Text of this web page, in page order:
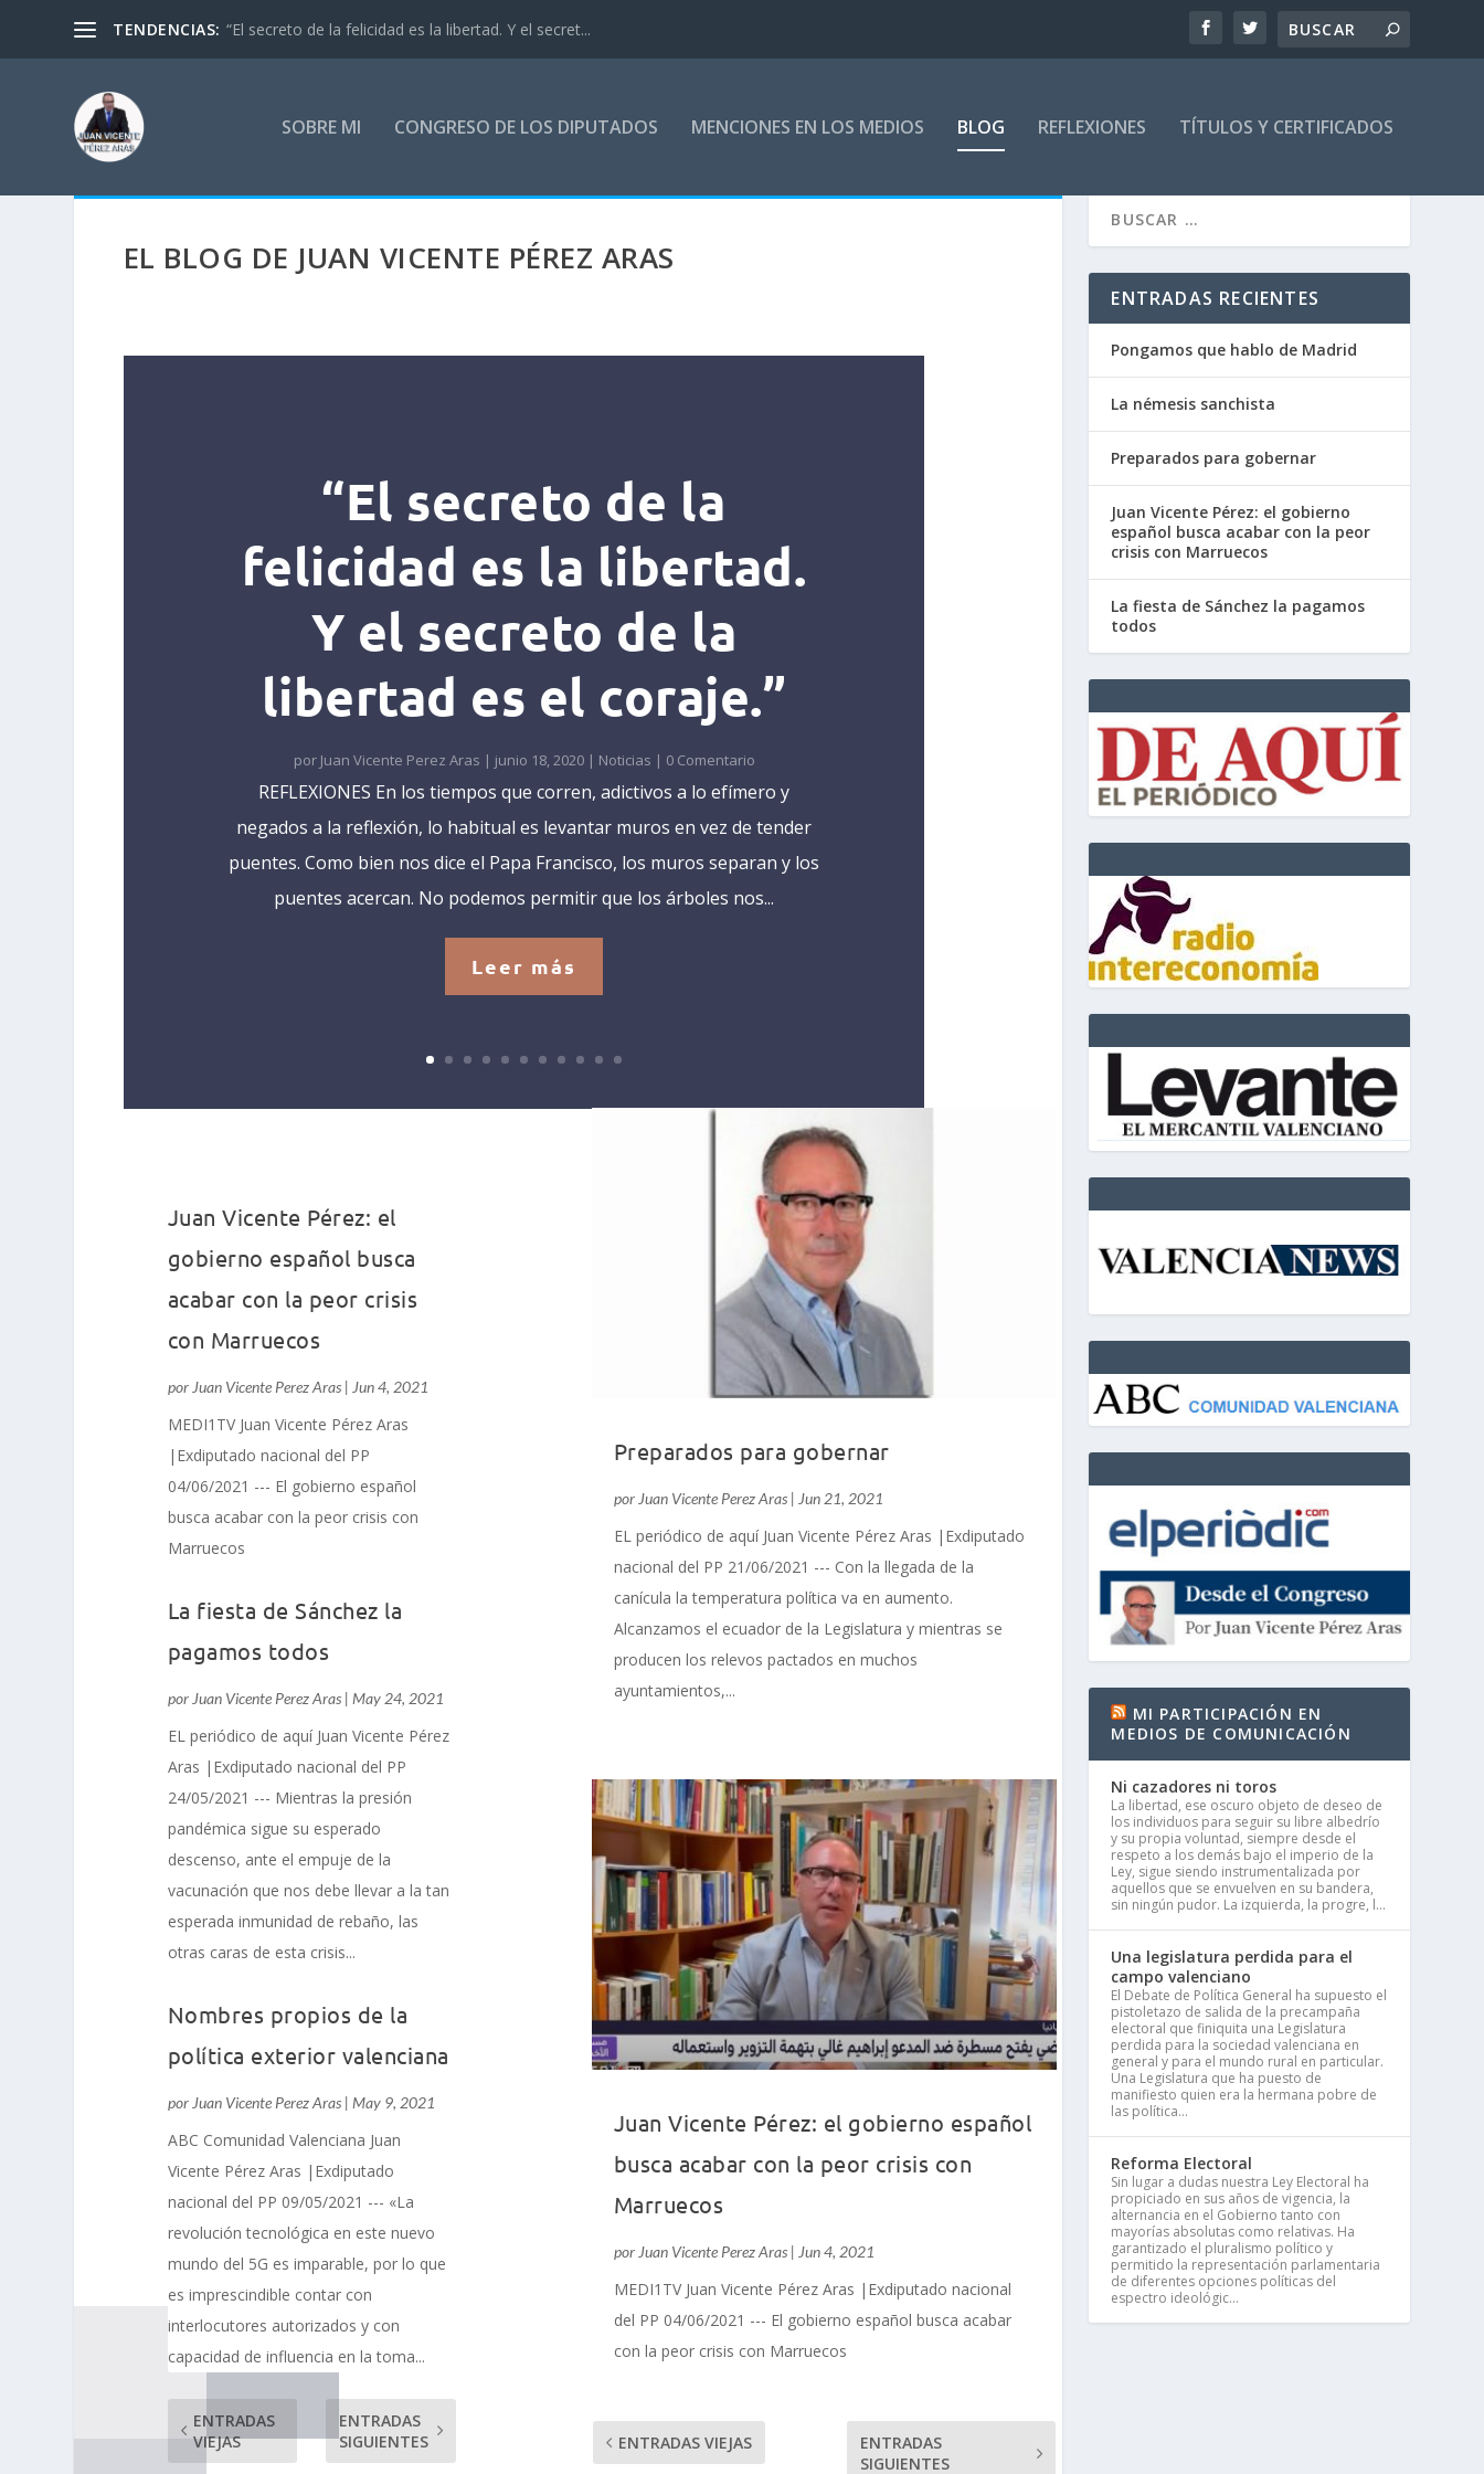
TENDENCIAS: “El secreto de la felicidad es la libertad. Y el secret...
SOBRE MI CONGRESO DE LOS DIPUTADOS MENCIONES EN LOS MEDIOS BLOG REFLEXIONES TÍTULOS Y CERTIFICADOS
EL BLOG DE JUAN VICENTE PÉREZ ARAS
“El secreto de la
felicidad es la libertad.
Y el secreto de la
libertad es el coraje.”
por Juan Vicente Perez Aras | junio 18, 2020| Noticias | 0 Comentario
REFLEXIONES En los tiempos que corren, adictivos a lo efímero y
negados a la reflexión, lo habitual es levantar muros en vez de tender
puentes. Como bien nos dice el Papa Francisco, los muros separan y los
puentes acercan. No podemos permitir que los árboles nos...
Leer más
Juan Vicente Pérez: el
gobierno español busca
acabar con la peor crisis
con Marruecos
por Juan Vicente Perez Aras| Jun 4, 2021
MEDI1TV Juan Vicente Pérez Aras
|Exdiputado nacional del PP
04/06/2021 --- El gobierno español
busca acabar con la peor crisis con
Marruecos
La fiesta de Sánchez la
pagamos todos
por Juan Vicente Perez Aras| May 24, 2021
EL periódico de aquí Juan Vicente Pérez
Aras |Exdiputado nacional del PP
24/05/2021 --- Mientras la presión
pandémica sigue su esperado
descenso, ante el empuje de la
vacunación que nos debe llevar a la tan
esperada inmunidad de rebaño, las
otras caras de esta crisis...
Nombres propios de la
política exterior valenciana
por Juan Vicente Perez Aras| May 9, 2021
ABC Comunidad Valenciana Juan
Vicente Pérez Aras |Exdiputado
nacional del PP 09/05/2021 --- «La
revolución tecnológica en este nuevo
mundo del 5G es imparable, por lo que
es imprescindible contar con
interlocutores autorizados y con
capacidad de influencia en la toma...
ENTRADAS
VIEJAS
ENTRADAS
SIGUIENTES
Preparados para gobernar
por Juan Vicente Perez Aras| Jun 21, 2021
EL periódico de aquí Juan Vicente Pérez Aras |Exdiputado
nacional del PP 21/06/2021 --- Con la llegada de la
canícula la temperatura política va en aumento.
Alcanzamos el ecuador de la Legislatura y mientras se
producen los relevos pactados en muchos
ayuntamientos,...
Juan Vicente Pérez: el gobierno español
busca acabar con la peor crisis con
Marruecos
por Juan Vicente Perez Aras| Jun 4, 2021
MEDI1TV Juan Vicente Pérez Aras |Exdiputado nacional
del PP 04/06/2021 --- El gobierno español busca acabar
con la peor crisis con Marruecos
ENTRADAS VIEJAS
ENTRADAS
SIGUIENTES
ENTRADAS RECIENTES
Pongamos que hablo de Madrid
La némesis sanchista
Preparados para gobernar
Juan Vicente Pérez: el gobierno
español busca acabar con la peor
crisis con Marruecos
La fiesta de Sánchez la pagamos
todos
MI PARTICIPACIÓN EN
MEDIOS DE COMUNICACIÓN
Ni cazadores ni toros
La libertad, ese oscuro objeto de deseo de
los individuos para seguir su libre albedrío
y su propia voluntad, siempre desde el
respeto a los demás bajo el imperio de la
Ley, sigue siendo instrumentalizada por
aquellos que se envuelven en su bandera,
sin ningún pudor. La izquierda, la progre, l...
Una legislatura perdida para el
campo valenciano
El Debate de Política General ha supuesto el
pistoletazo de salida de la precampaña
electoral que finiquita una Legislatura
perdida para la sociedad valenciana en
general y para el mundo rural en particular.
Una Legislatura que ha puesto de
manifiesto quien era la hermana pobre de
las política...
Reforma Electoral
Sin lugar a dudas nuestra Ley Electoral ha
propiciado en sus años de vigencia, la
alternancia en el Gobierno tanto con
mayorías absolutas como relativas. Ha
garantizado el pluralismo político y
permitido la representación parlamentaria
de diferentes opciones políticas del
espectro ideológic...